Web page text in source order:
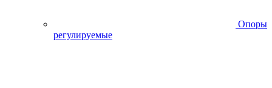
Опоры
регулируемые